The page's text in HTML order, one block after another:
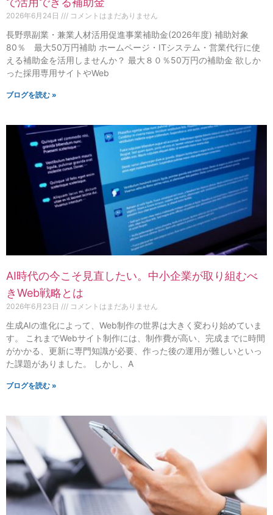
2026年6月24日 コメントはまだありません
長野県副業・兼業人材活用促進事業補助金(2026年度) 補助対象
80％ 最大50万円補助 ホームページ・ITシステム・営業代行に使
える補助金を活用しませんか？ 最大８０％50万円の補助金 欲しか
った採用専用サイトやWeb
ブログを読む »
AI時代の今こそ見直したい。中小企業が取り組むべ
きWeb戦略とは
2026年6月23日 コメントはまだありません
生成AIの進化によって、Web制作の世界は大きく変わり始めていま
す。 これまでWebサイト制作には、制作費が高い、完成までに時間
がかかる、更新に専門知識が必要、作った後の運用が難しいといっ
た課題がありました。 しかし、A
ブログを読む »